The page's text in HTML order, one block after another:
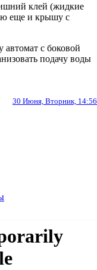
клей (жидкие
еще и крышу с
с боковой
подачу воды
30 Июня, Вторник, 14:56